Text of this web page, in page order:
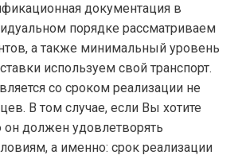
документация в
порядке рассматриваем
а также минимальный уровень
используем свой транспорт.
со сроком реализации не
В том случае, если Вы хотите
он должен удовлетворять
а именно: срок реализации